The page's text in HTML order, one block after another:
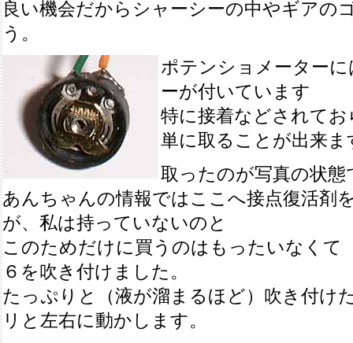
良い機会だからシャーシーの中やギアの
う。
ポテンショメーター
ーが付いています
特に接着などされて
単に取ることが出来ま
取ったのが写真の状態
あんちゃんの情報ではここへ接点復活剤
が、私は持っていないのと
このためだけに買うのはもったいなく
６を吹き付けました。
たっぷりと（液が溜まるほど）吹き付け
リと左右に動かします。